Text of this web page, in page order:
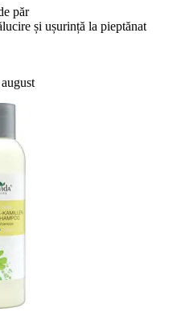
păr
și ușurință la pieptănat